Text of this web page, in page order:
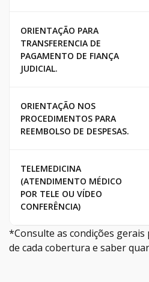
ORIENTAÇÃO PARA
TRANSFERENCIA DE
PAGAMENTO DE FIANÇA
JUDICIAL.
ORIENTAÇÃO NOS
PROCEDIMENTOS PARA
REEMBOLSO DE DESPESAS.
TELEMEDICINA
(ATENDIMENTO MÉDICO
POR TELE OU VÍDEO
CONFERÊNCIA)
*Consulte as condições
de cada cobertura e saber